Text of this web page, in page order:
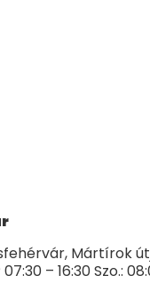
Mártírok
– 16:30 Szo.: